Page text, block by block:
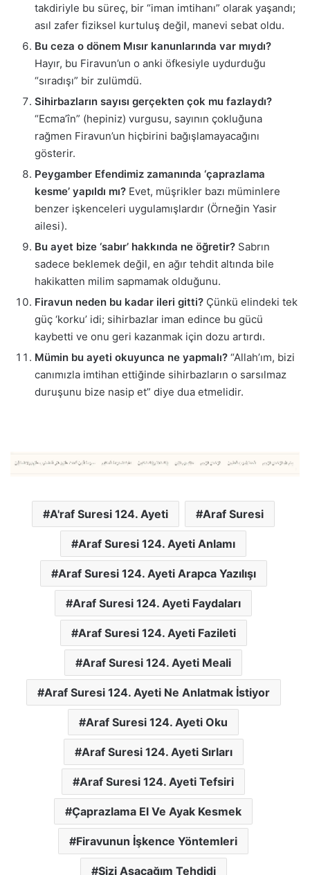
takdiriyle bu süreç, bir “iman imtihanı” olarak yaşandı;
asıl zafer fiziksel kurtuluş değil, manevi sebat oldu.
Bu ceza o dönem Mısır kanunlarında var mıydı?
Hayır, bu Firavun’un o anki öfkesiyle uydurduğu
“sıradışı” bir zulümdü.
Sihirbazların sayısı gerçekten çok mu fazlaydı?
“Ecma’în” (hepiniz) vurgusu, sayının çokluğuna
rağmen Firavun’un hiçbirini bağışlamayacağını
gösterir.
Peygamber Efendimiz zamanında ‘çaprazlama
kesme’ yapıldı mı? Evet, müşrikler bazı müminlere
benzer işkenceleri uygulamışlardır (Örneğin Yasir
ailesi).
Bu ayet bize ‘sabır’ hakkında ne öğretir? Sabrın
sadece beklemek değil, en ağır tehdit altında bile
hakikatten milim sapmamak olduğunu.
Firavun neden bu kadar ileri gitti? Çünkü elindeki tek
güç ‘korku’ idi; sihirbazlar iman edince bu gücü
kaybetti ve onu geri kazanmak için dozu artırdı.
Mümin bu ayeti okuyunca ne yapmalı? “Allah’ım, bizi
canımızla imtihan ettiğinde sihirbazların o sarsılmaz
duruşunu bize nasip et” diye dua etmelidir.
A'raf Suresi 124. Ayeti Araf Suresi
Araf Suresi 124. Ayeti Anlamı
Araf Suresi 124. Ayeti Arapca Yazılışı
Araf Suresi 124. Ayeti Faydaları
Araf Suresi 124. Ayeti Fazileti
Araf Suresi 124. Ayeti Meali
Araf Suresi 124. Ayeti Ne Anlatmak İstiyor
Araf Suresi 124. Ayeti Oku
Araf Suresi 124. Ayeti Sırları
Araf Suresi 124. Ayeti Tefsiri
Çaprazlama El Ve Ayak Kesmek
Firavunun İşkence Yöntemleri
Sizi Asacağım Tehdidi